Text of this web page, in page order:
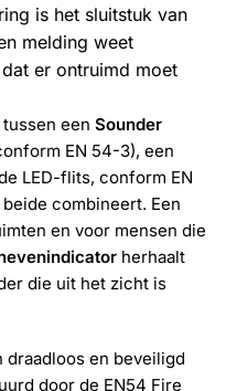
is het sluitstuk van
melding weet
er ontruimd moet
een Sounder
EN 54-3), een
LED-flits, conform EN
combineert. Een
en voor mensen die
herhaalt
die uit het zicht is
en beveiligd
door de EN54 Fire